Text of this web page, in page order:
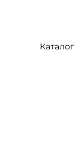
Каталог